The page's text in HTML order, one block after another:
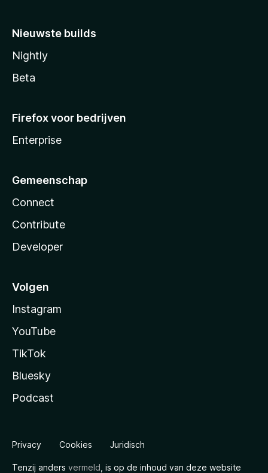
Nieuwste builds
Nightly
Beta
Firefox voor bedrijven
Enterprise
Gemeenschap
Connect
Contribute
Developer
Volgen
Instagram
YouTube
TikTok
Bluesky
Podcast
Privacy Cookies Juridisch
Tenzij anders vermeld , is op de inhoud van deze website